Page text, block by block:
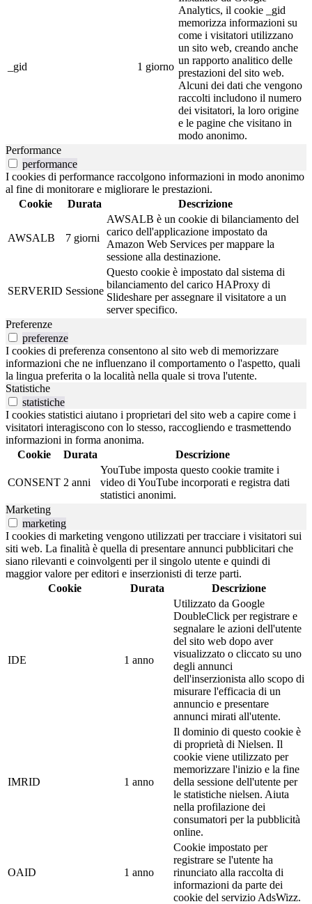
_gid 1 giorno
Analytics, il cookie _gid
memorizza informazioni su
come i visitatori utilizzano
un sito web, creando anche
un rapporto analitico delle
prestazioni del sito web.
Alcuni dei dati che vengono
raccolti includono il numero
dei visitatori, la loro origine
e le pagine che visitano in
modo anonimo.
Performance
performance
I cookies di performance raccolgono informazioni in modo anonimo
al fine di monitorare e migliorare le prestazioni.
Cookie
Durata Descrizione
AWSALB 7 giorni
AWSALB è un cookie di bilanciamento del
carico dell'applicazione impostato da
Amazon Web Services per mappare la
sessione alla destinazione.
SERVERID Sessione
Questo cookie è impostato dal sistema di
bilanciamento del carico HAProxy di
Slideshare per assegnare il visitatore a un
server specifico.
Preferenze
preferenze
I cookies di preferenza consentono al sito web di memorizzare
informazioni che ne influenzano il comportamento o l'aspetto, quali
la lingua preferita o la località nella quale si trova l'utente.
Statistiche
statistiche
I cookies statistici aiutano i proprietari del sito web a capire come i
visitatori interagiscono con lo stesso, raccogliendo e trasmettendo
informazioni in forma anonima.
Cookie
Durata Descrizione
CONSENT 2 anni
YouTube imposta questo cookie tramite i
video di YouTube incorporati e registra dati
statistici anonimi.
Marketing
marketing
I cookies di marketing vengono utilizzati per tracciare i visitatori sui
siti web. La finalità è quella di presentare annunci pubblicitari che
siano rilevanti e coinvolgenti per il singolo utente e quindi di
maggior valore per editori e inserzionisti di terze parti.
Cookie
Durata Descrizione
IDE 1 anno
Utilizzato da Google
DoubleClick per registrare e
segnalare le azioni dell'utente
del sito web dopo aver
visualizzato o cliccato su uno
degli annunci
dell'inserzionista allo scopo di
misurare l'efficacia di un
annuncio e presentare
annunci mirati all'utente.
IMRID 1 anno
Il dominio di questo cookie è
di proprietà di Nielsen. Il
cookie viene utilizzato per
memorizzare l'inizio e la fine
della sessione dell'utente per
le statistiche nielsen. Aiuta
nella profilazione dei
consumatori per la pubblicità
online.
OAID 1 anno
Cookie impostato per
registrare se l'utente ha
rinunciato alla raccolta di
informazioni da parte dei
cookie del servizio AdsWizz.